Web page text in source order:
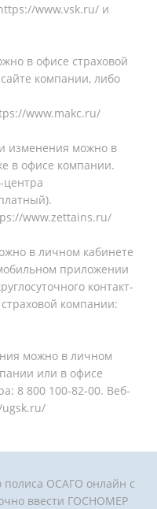
www.vsk.ru/ и
в офисе страховой
компании, либо
www.makc.ru/
изменения можно в
в офисе компании.
центра
www.zettains.ru/
в личном кабинете
приложении
контакт-
компании:
можно в личном
или в офисе
8 800 100-82-00. Веб-
ugsk.ru/
полиса ОСАГО онлайн с
ввести ГОСНОМЕР